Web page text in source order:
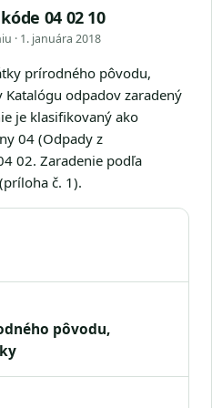
04 02 10
· 1. januára 2018
prírodného pôvodu,
Katalógu odpadov zaradený
je klasifikovaný ako
04 (Odpady z
02. Zaradenie podľa
č. 1).
pôvodu,